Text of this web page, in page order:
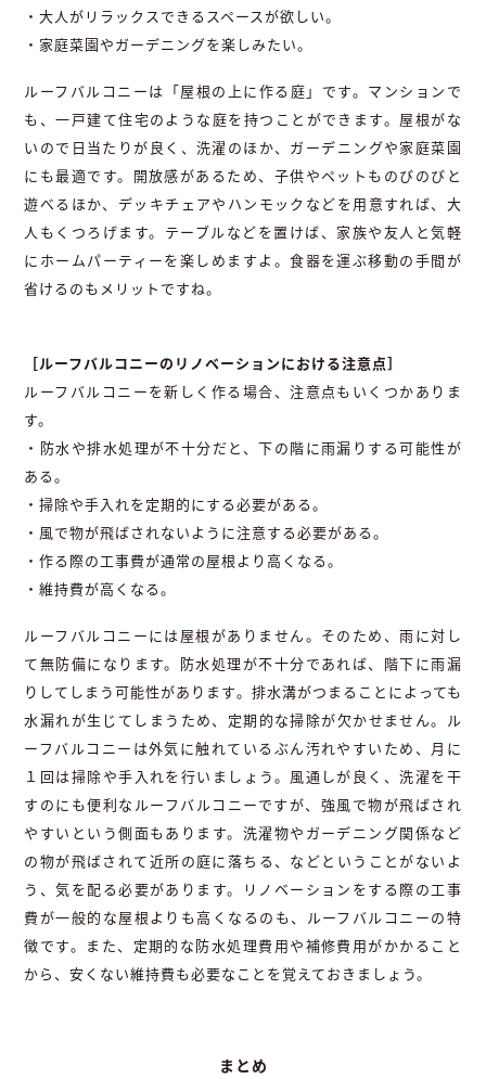
・大人がリラックスできるスペースが欲しい。
・家庭菜園やガーデニングを楽しみたい。
ルーフバルコニーは「屋根の上に作る庭」です。マンションで
も、一戸建て住宅のような庭を持つことができます。屋根がな
いので日当たりが良く、洗濯のほか、ガーデニングや家庭菜園
にも最適です。開放感があるため、子供やペットものびのびと
遊べるほか、デッキチェアやハンモックなどを用意すれば、大
人もくつろげます。テーブルなどを置けば、家族や友人と気軽
にホームパーティーを楽しめますよ。食器を運ぶ移動の手間が
省けるのもメリットですね。
［ルーフバルコニーのリノベーションにおける注意点］
ルーフバルコニーを新しく作る場合、注意点もいくつかありま
す。
・防水や排水処理が不十分だと、下の階に雨漏りする可能性が
ある。
・掃除や手入れを定期的にする必要がある。
・風で物が飛ばされないように注意する必要がある。
・作る際の工事費が通常の屋根より高くなる。
・維持費が高くなる。
ルーフバルコニーには屋根がありません。そのため、雨に対し
て無防備になります。防水処理が不十分であれば、階下に雨漏
りしてしまう可能性があります。排水溝がつまることによっても
水漏れが生じてしまうため、定期的な掃除が欠かせません。ル
ーフバルコニーは外気に触れているぶん汚れやすいため、月に
１回は掃除や手入れを行いましょう。風通しが良く、洗濯を干
すのにも便利なルーフバルコニーですが、強風で物が飛ばされ
やすいという側面もあります。洗濯物やガーデニング関係など
の物が飛ばされて近所の庭に落ちる、などということがないよ
う、気を配る必要があります。リノベーションをする際の工事
費が一般的な屋根よりも高くなるのも、ルーフバルコニーの特
徴です。また、定期的な防水処理費用や補修費用がかかること
から、安くない維持費も必要なことを覚えておきましょう。
まとめ